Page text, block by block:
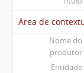
Área de
Nome do
produtor
Entidade